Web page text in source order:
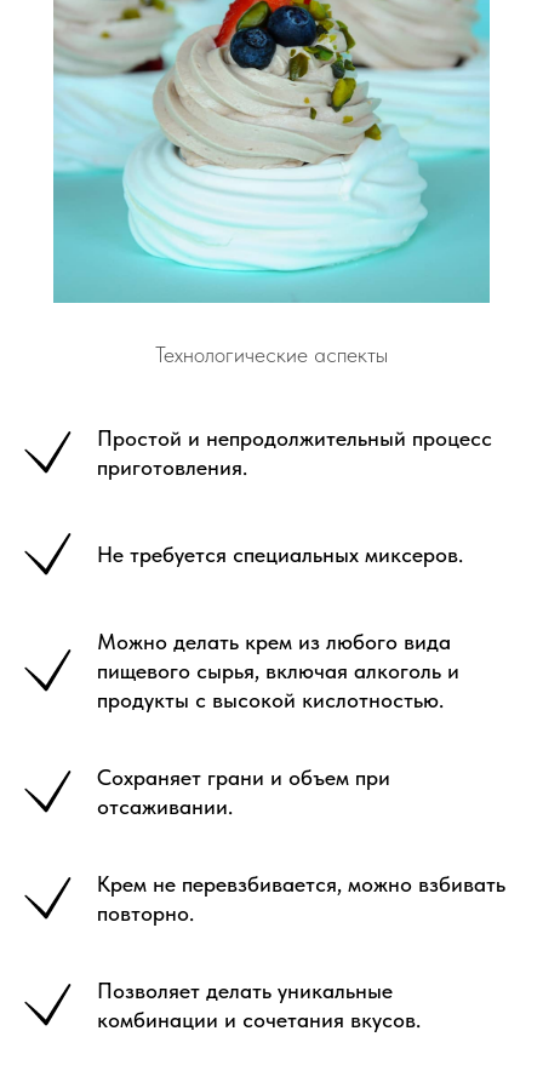
Технологические аспекты
Простой и непродолжительный процесс
приготовления.
Не требуется специальных миксеров.
Можно делать крем из любого вида
пищевого сырья, включая алкоголь и
продукты с высокой кислотностью.
Сохраняет грани и объем при
отсаживании.
Крем не перевзбивается, можно взбивать
повторно.
Позволяет делать уникальные
комбинации и сочетания вкусов.